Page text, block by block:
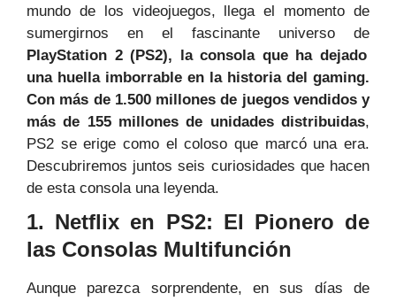
mundo de los videojuegos, llega el momento de
sumergirnos en el fascinante universo de
PlayStation 2 (PS2), la consola que ha dejado
una huella imborrable en la historia del gaming.
Con más de 1.500 millones de juegos vendidos y
más de 155 millones de unidades distribuidas,
PS2 se erige como el coloso que marcó una era.
Descubriremos juntos seis curiosidades que hacen
de esta consola una leyenda.
1. Netflix en PS2: El Pionero de
las Consolas Multifunción
Aunque parezca sorprendente, en sus días de